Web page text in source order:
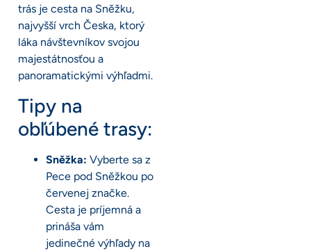
trás je cesta na Sněžku,
najvyšší vrch Česka, ktorý
láka návštevníkov svojou
majestátnosťou a
panoramatickými výhľadmi.
Tipy na
obľúbené trasy:
Sněžka: Vyberte sa z
Pece pod Sněžkou po
červenej značke.
Cesta je príjemná a
prináša vám
jedinečné výhľady na